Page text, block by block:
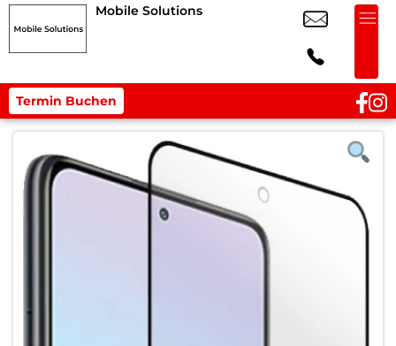
Mobile Solutions
Termin Buchen